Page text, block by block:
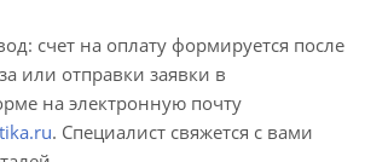
счет на оплату формируется после
или отправки заявки в
на электронную почту
. Специалист свяжется с вами